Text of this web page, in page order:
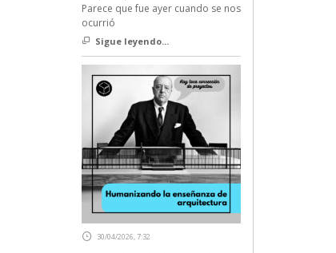
Parece que fue ayer cuando se nos
ocurrió
Sigue leyendo...
30/04/2026, 7:32